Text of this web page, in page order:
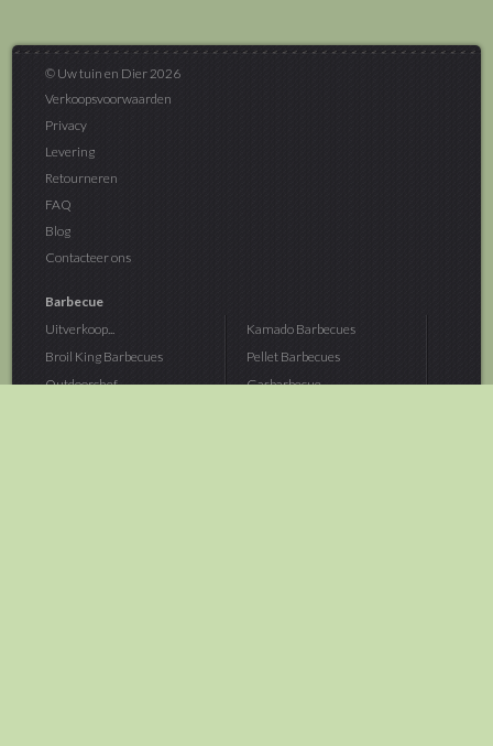
© Uw tuin en Dier 2026
Verkoopsvoorwaarden
Privacy
Levering
Retourneren
FAQ
Blog
Contacteer ons
Barbecue
Uitverkoop...
Broil King Barbecues
Outdoorchef...
Kamado Barbecues
Pellet Barbecues
Gasbarbecue